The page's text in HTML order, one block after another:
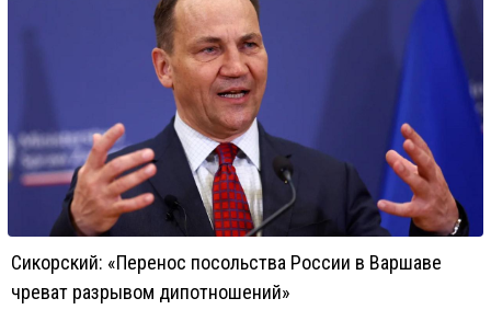
Сикорский: «Перенос посольства России в Варшаве
чреват разрывом дипотношений»